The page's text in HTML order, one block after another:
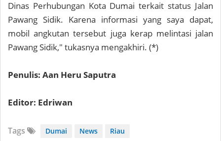
Dinas Perhubungan Kota Dumai terkait status Jalan
Pawang Sidik. Karena informasi yang saya dapat,
mobil angkutan tersebut juga kerap melintasi jalan
Pawang Sidik," tukasnya mengakhiri. (*)
Penulis: Aan Heru Saputra
Editor: Edriwan
Tags Dumai News Riau